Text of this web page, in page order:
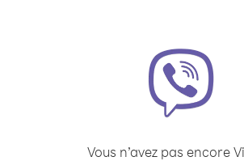
Vous n’avez pas encore